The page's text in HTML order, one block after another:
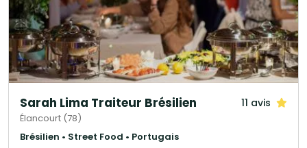
Sarah Lima Traiteur Brésilien 11 avis
Élancourt (78)
Brésilien • Street Food • Portugais